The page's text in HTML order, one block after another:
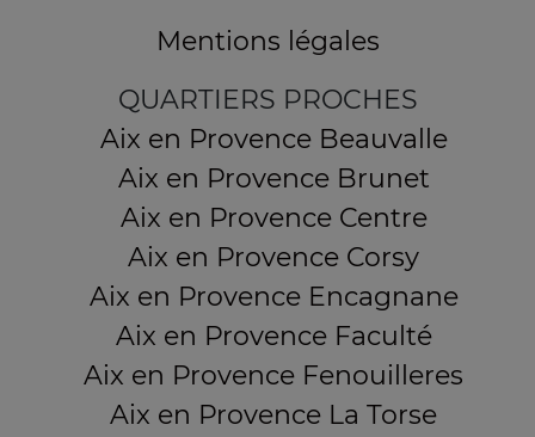
Mentions légales
QUARTIERS PROCHES
Aix en Provence Beauvalle
Aix en Provence Brunet
Aix en Provence Centre
Aix en Provence Corsy
Aix en Provence Encagnane
Aix en Provence Faculté
Aix en Provence Fenouilleres
Aix en Provence La Torse